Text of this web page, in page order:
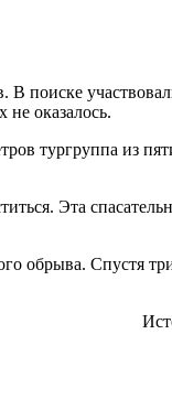
поиске
оказалось.
тургруппа из
Эта
обрыва. Спустя